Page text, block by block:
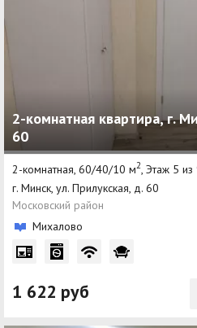
2-комнатная квартира, г.
60
2-комнатная, 60/40/10 м2 , Этаж 5
г. Минск, ул. Прилукская, д. 60
Московский район
Михалово
1 622 руб